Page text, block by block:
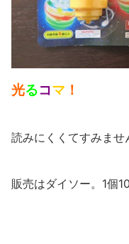
光るコマ ！
読みにくくてすみませ
販売はダイソー。1個